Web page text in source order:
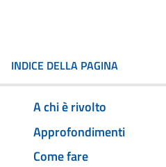
INDICE DELLA PAGINA
A chi è rivolto
Approfondimenti
Come fare